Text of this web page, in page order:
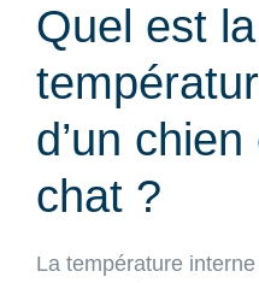
Quel est la
d’un chien
chat ?
La température interne